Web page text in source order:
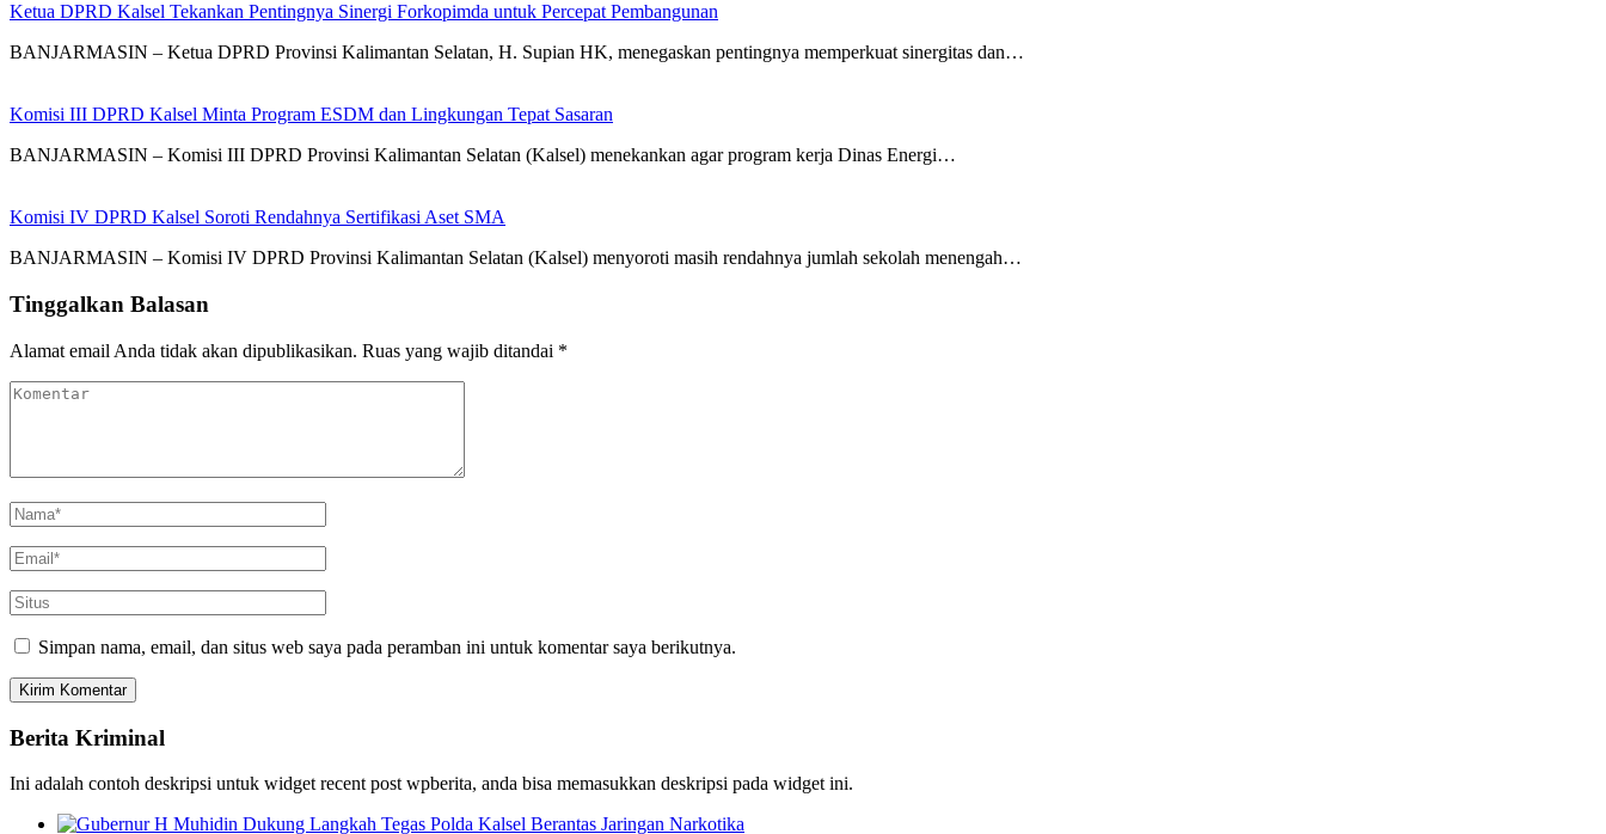
Ketua DPRD Kalsel Tekankan Pentingnya Sinergi Forkopimda untuk Percepat Pembangunan
BANJARMASIN – Ketua DPRD Provinsi Kalimantan Selatan, H. Supian HK, menegaskan pentingnya memperkuat sinergitas dan…
Komisi III DPRD Kalsel Minta Program ESDM dan Lingkungan Tepat Sasaran
BANJARMASIN – Komisi III DPRD Provinsi Kalimantan Selatan (Kalsel) menekankan agar program kerja Dinas Energi…
Komisi IV DPRD Kalsel Soroti Rendahnya Sertifikasi Aset SMA
BANJARMASIN – Komisi IV DPRD Provinsi Kalimantan Selatan (Kalsel) menyoroti masih rendahnya jumlah sekolah menengah…
Tinggalkan Balasan
Alamat email Anda tidak akan dipublikasikan. Ruas yang wajib ditandai *
Simpan nama, email, dan situs web saya pada peramban ini untuk komentar saya berikutnya.
Berita Kriminal
Ini adalah contoh deskripsi untuk widget recent post wpberita, anda bisa memasukkan deskripsi pada widget ini.